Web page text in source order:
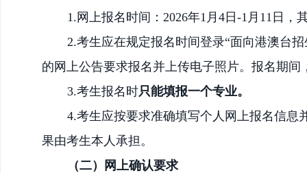
1.网上报名时间： 2026年1月4日-1月11日，
2.考生应在规定报名时间登录“面向港澳台
的网上公告要求报名并上传电子照片。报名期
3.考生报名时只能填报一个专业。
4.考生应按要求准确填写个人网上报名信
果由考生本人承担。
（二）
网上确认要求